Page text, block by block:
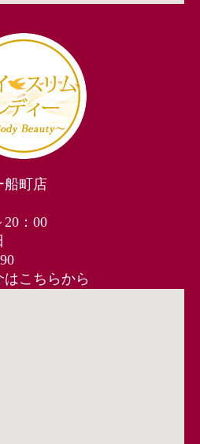
船町店
20：00
こちらから